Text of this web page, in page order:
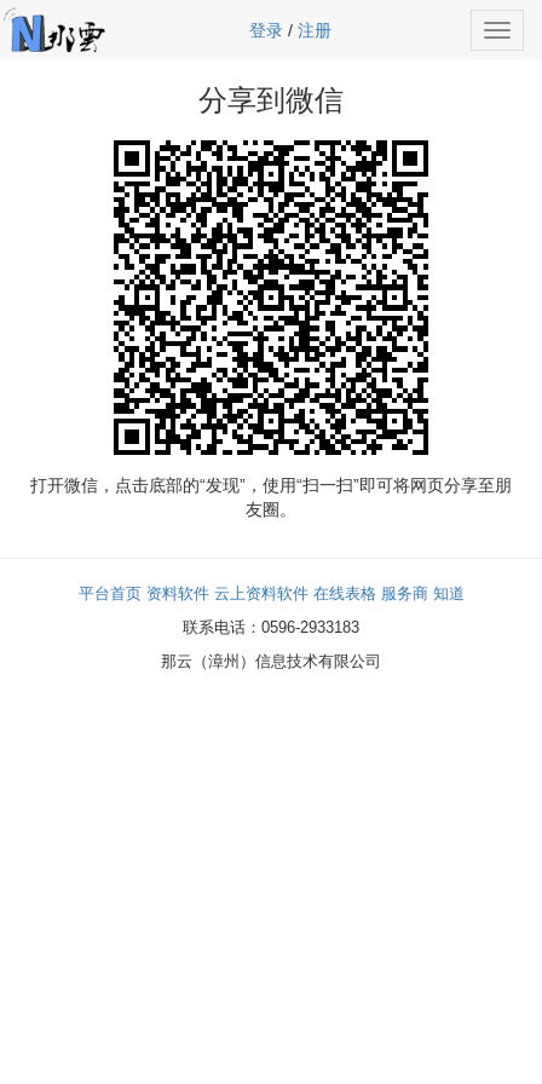
登录/ 注册
分享到微信
打开微信，点击底部的“发现”，使用“扫一扫”即可将网页分享至朋
友圈。
平台首页 资料软件 云上资料软件 在线表格 服务商 知道
联系电话：0596-2933183
那云（漳州）信息技术有限公司